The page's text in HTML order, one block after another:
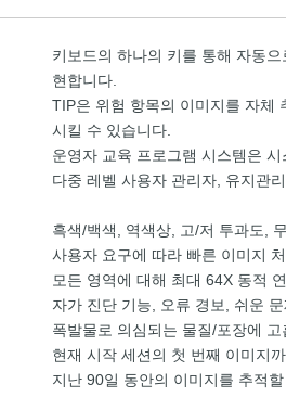
키보드의 하나의 키를 통해 자동
현합니다.
TIP은 위험 항목의 이미지를 자체
시킬 수 있습니다.
운영자 교육 프로그램 시스템은
다중 레벨 사용자 관리자, 유지관
흑색/백색, 역색상, 고/저 투과도,
사용자 요구에 따라 빠른 이미지
모든 영역에 대해 최대 64X 동적
자가 진단 기능, 오류 경보, 쉬운 문
폭발물로 의심되는 물질/포장에
현재 시작 세션의 첫 번째 이미지
지난 90일 동안의 이미지를 추적